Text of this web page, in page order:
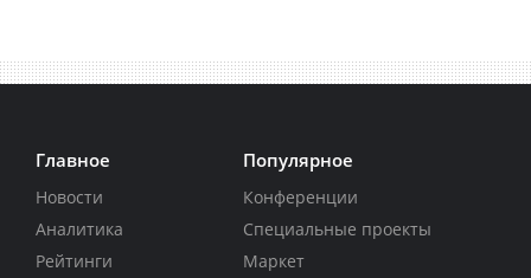
Главное
Новости
Аналитика
Рейтинги
Популярное
Конференции
Специальные проекты
Маркет